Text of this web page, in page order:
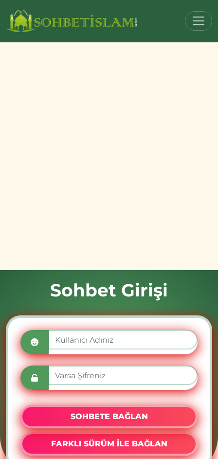
Sohbet Girişi
SOHBETE BAĞLAN
FARKLI SÜRÜM İLE BAĞLAN